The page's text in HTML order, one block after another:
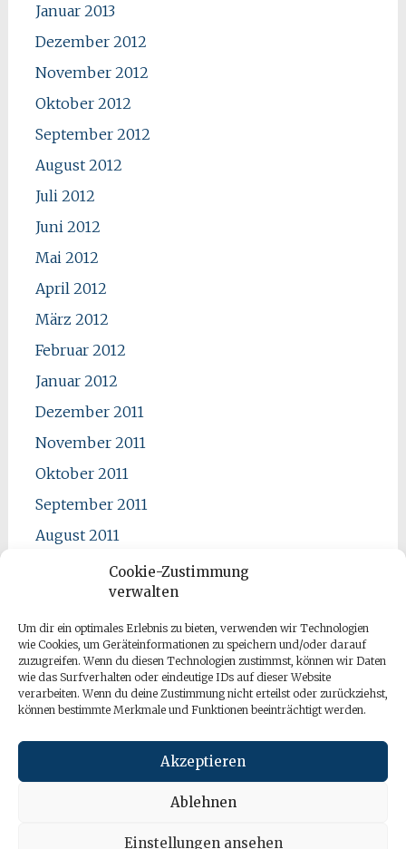
Cookie-Zustimmung
verwalten
Um dir ein optimales Erlebnis zu bieten, verwenden wir Technologien
wie Cookies, um Geräteinformationen zu speichern und/oder darauf
zuzugreifen. Wenn du diesen Technologien zustimmst, können wir Daten
wie das Surfverhalten oder eindeutige IDs auf dieser Website
verarbeiten. Wenn du deine Zustimmung nicht erteilst oder zurückziehst,
können bestimmte Merkmale und Funktionen beeinträchtigt werden.
Akzeptieren
Ablehnen
Einstellungen ansehen
Januar 2013
Dezember 2012
November 2012
Oktober 2012
September 2012
August 2012
Juli 2012
Juni 2012
Mai 2012
April 2012
März 2012
Februar 2012
Januar 2012
Dezember 2011
November 2011
Oktober 2011
September 2011
August 2011
Mai 2011
April 2011